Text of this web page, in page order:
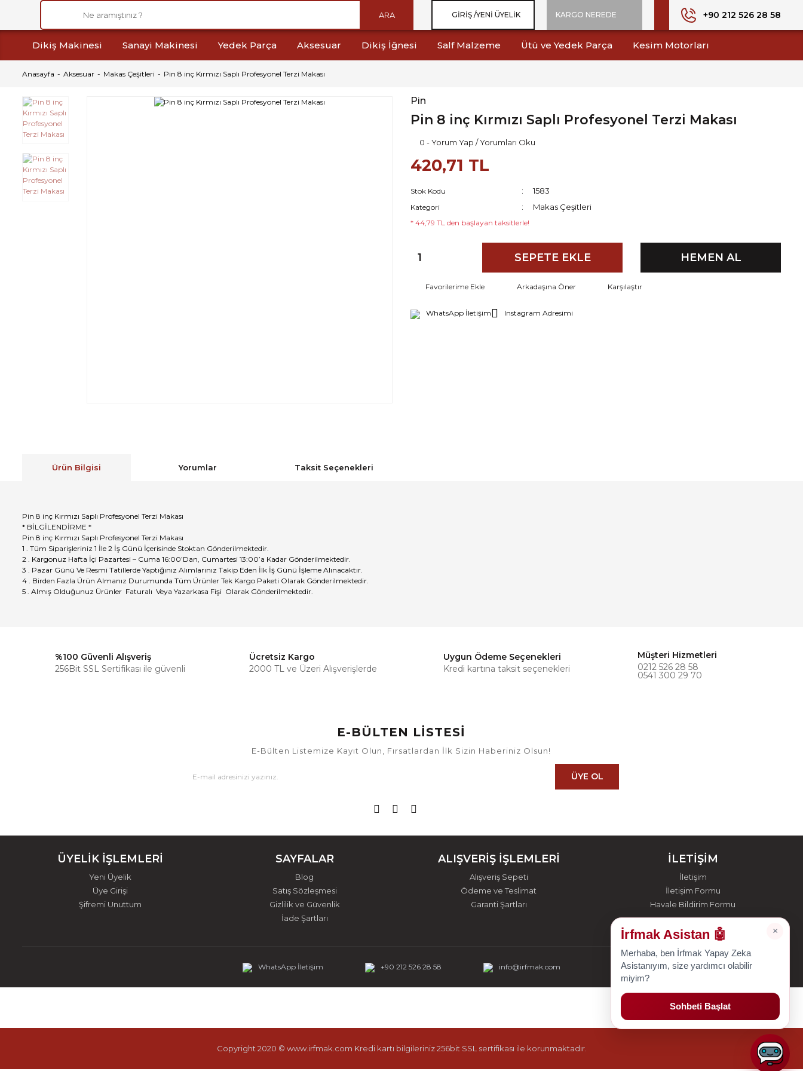
ARA GIRIŞ /YENI ÜYELIK KARGO NEREDE +90 212 526 28 58
Dikiş Makinesi Sanayi Makinesi Yedek Parça Aksesuar Dikiş İğnesi Salf Malzeme Ütü ve Yedek Parça Kesim Motorları
Anasayfa Aksesuar Makas Çeşitleri Pin 8 inç Kırmızı Saplı Profesyonel Terzi Makası
Pin
Pin 8 inç Kırmızı Saplı Profesyonel Terzi Makası
0 - Yorum Yap / Yorumları Oku
420,71 TL
Stok Kodu 1583
Kategori Makas Çeşitleri
* 44,79 TL den başlayan taksitlerle!
SEPETE EKLE HEMEN AL
Arkadaşına Öner Karşılaştır
WhatsApp İletişim Instagram Adresimi
Ürün Bilgisi Yorumlar Taksit Seçenekleri
Pin 8 inç Kırmızı Saplı Profesyonel Terzi Makası
* BİLGİLENDİRME *
Pin 8 inç Kırmızı Saplı Profesyonel Terzi Makası
1 . Tüm Siparişleriniz 1 İle 2 İş Günü İçerisinde Stoktan Gönderilmektedir.
2 . Kargonuz Hafta İçi Pazartesi – Cuma 16:00’Dan, Cumartesi 13:00’a Kadar Gönderilmektedir.
3 . Pazar Günü Ve Resmi Tatillerde Yaptığınız Alımlarınız Takip Eden İlk İş Günü İşleme Alınacaktır.
4 . Birden Fazla Ürün Almanız Durumunda Tüm Ürünler Tek Kargo Paketi Olarak Gönderilmektedir.
5 . Almış Olduğunuz Ürünler Faturalı Veya Yazarkasa Fişi Olarak Gönderilmektedir.
Bu ürüne ilk yorumu siz yapın!
%100 Güvenli Alışveriş
256Bit SSL Sertifikası ile güvenli
Ücretsiz Kargo
2000 TL ve Üzeri Alışverişlerde
Uygun Ödeme Seçenekleri
Kredi kartına taksit seçenekleri
Müşteri Hizmetleri
0212 526 28 58
0541 300 29 70
E-BÜLTEN LİSTESİ
E-Bülten Listemize Kayıt Olun, Fırsatlardan İlk Sizin Haberiniz Olsun!
ÜYE OL
ÜYELİK İŞLEMLERİ
Yeni Üyelik
Üye Girişi
Şifremi Unuttum
SAYFALAR
Blog
Satış Sözleşmesi
Gizlilik ve Güvenlik
İade Şartları
ALIŞVERİŞ İŞLEMLERİ
Alışveriş Sepeti
Ödeme ve Teslimat
Garanti Şartları
İLETİŞİM
İletişim
İletişim Formu
Havale Bildirim Formu
WhatsApp İletişim +90 212 526 28 58 info@irfmak.com
Copyright 2020 © www.irfmak.com Kredi kartı bilgileriniz 256bit SSL sertifikası ile korunmaktadır.
×
İrfmak Asistan 🤖
Merhaba, ben İrfmak Yapay Zeka
Asistanıyım, size yardımcı olabilir
miyim?
Sohbeti Başlat